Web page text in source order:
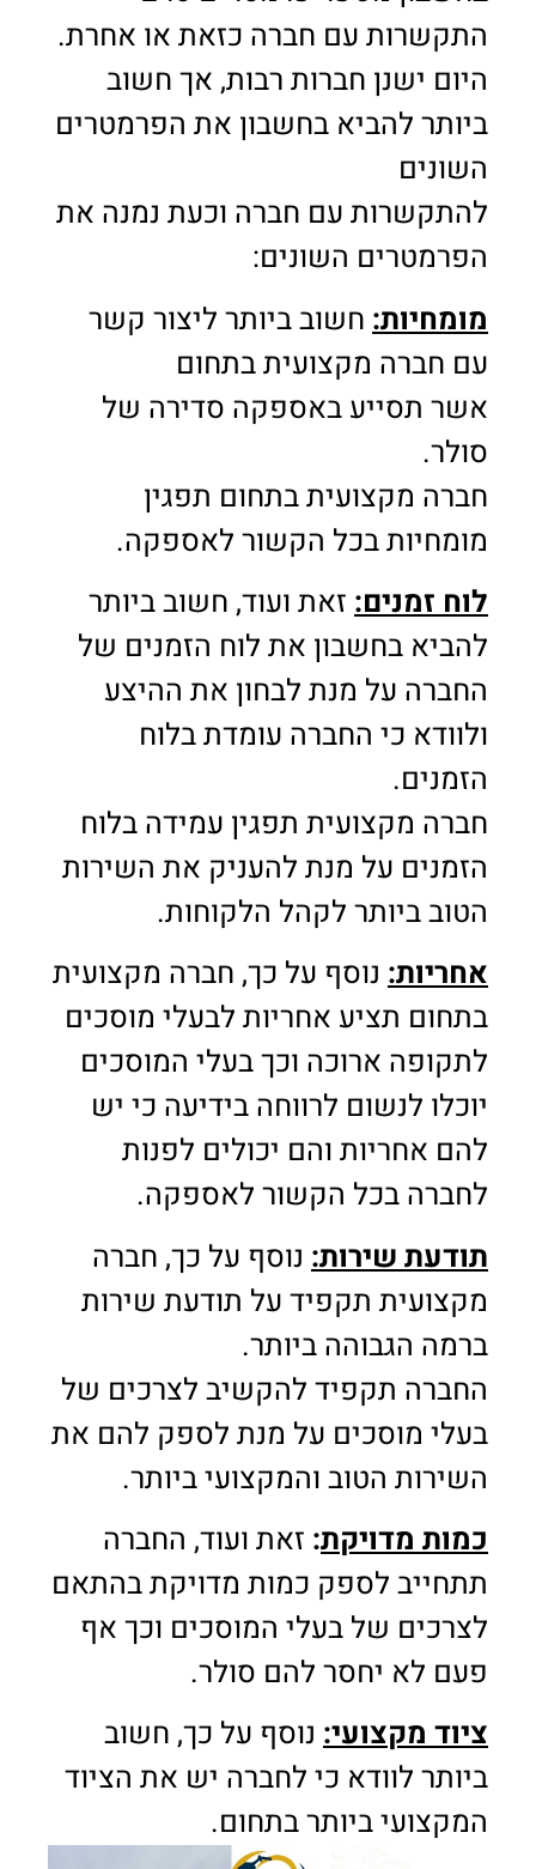
התקשרות עם חברה כזאת או אחרת.
היום ישנן חברות רבות, אך חשוב
ביותר להביא בחשבון את הפרמטרים
השונים
להתקשרות עם חברה וכעת נמנה את
הפרמטרים השונים:
מומחיות:חשוב ביותר ליצור קשר
עם חברה מקצועית בתחום
אשר תסייע באספקה סדירה של
סולר.
חברה מקצועית בתחום תפגין
מומחיות בכל הקשור לאספקה.
לוח זמנים:זאת ועוד, חשוב ביותר
להביא בחשבון את לוח הזמנים של
החברה על מנת לבחון את ההיצע
ולוודא כי החברה עומדת בלוח
הזמנים.
חברה מקצועית תפגין עמידה בלוח
הזמנים על מנת להעניק את השירות
הטוב ביותר לקהל הלקוחות.
אחריות: נוסף על כך, חברה מקצועית
בתחום תציע אחריות לבעלי מוסכים
לתקופה ארוכה וכך בעלי המוסכים
יוכלו לנשום לרווחה בידיעה כי יש
להם אחריות והם יכולים לפנות
לחברה בכל הקשור לאספקה.
תודעת שירות: נוסף על כך, חברה
מקצועית תקפיד על תודעת שירות
ברמה הגבוהה ביותר.
החברה תקפיד להקשיב לצרכים של
בעלי מוסכים על מנת לספק להם את
השירות הטוב והמקצועי ביותר.
כמות מדויקת: זאת ועוד, החברה
תתחייב לספק כמות מדויקת בהתאם
לצרכים של בעלי המוסכים וכך אף
פעם לא יחסר להם סולר.
ציוד מקצועי: נוסף על כך, חשוב
ביותר לוודא כי לחברה יש את הציוד
המקצועי ביותר בתחום.